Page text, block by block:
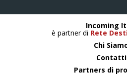
Incoming
è partner di Rete
Chi
Contatti
Partners di